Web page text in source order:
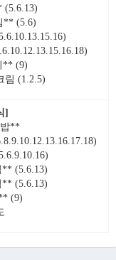
(5.6.13)
** (5.6)
** (9)
림 (1.2.5)
]
**
(5.6.13)
(5.6.13)
(9)